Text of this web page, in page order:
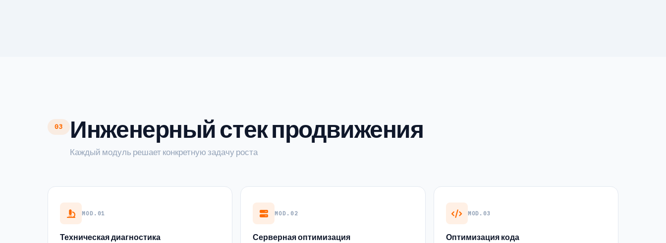
03 Инженерный стек продвижения
Каждый модуль решает конкретную задачу роста
MOD.01
Техническая диагностика
MOD.02
Серверная оптимизация
MOD.03
Оптимизация кода